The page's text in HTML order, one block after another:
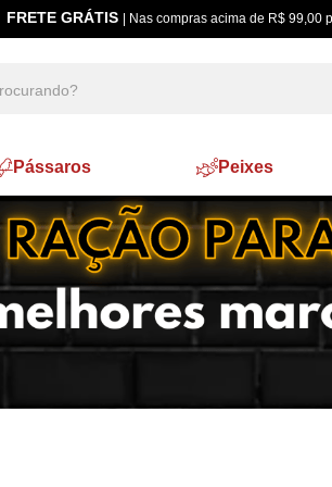
FRETE GRÁTIS | Nas compras acima de R$
Pássaros Peixes